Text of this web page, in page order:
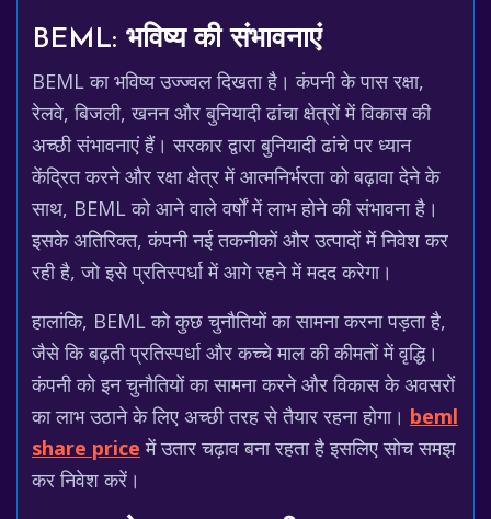
BEML: भविष्य की संभावनाएं
BEML का भविष्य उज्ज्वल दिखता है। कंपनी के पास रक्षा,
रेलवे, बिजली, खनन और बुनियादी ढांचा क्षेत्रों में विकास की
अच्छी संभावनाएं हैं। सरकार द्वारा बुनियादी ढांचे पर ध्यान
केंद्रित करने और रक्षा क्षेत्र में आत्मनिर्भरता को बढ़ावा देने के
साथ, BEML को आने वाले वर्षों में लाभ होने की संभावना है।
इसके अतिरिक्त, कंपनी नई तकनीकों और उत्पादों में निवेश कर
रही है, जो इसे प्रतिस्पर्धा में आगे रहने में मदद करेगा।
हालांकि, BEML को कुछ चुनौतियों का सामना करना पड़ता है,
जैसे कि बढ़ती प्रतिस्पर्धा और कच्चे माल की कीमतों में वृद्धि।
कंपनी को इन चुनौतियों का सामना करने और विकास के अवसरों
का लाभ उठाने के लिए अच्छी तरह से तैयार रहना होगा। beml
share price में उतार चढ़ाव बना रहता है इसलिए सोच समझ
कर निवेश करें।